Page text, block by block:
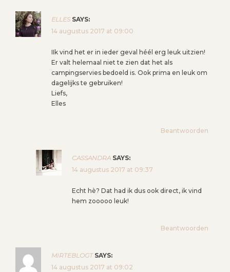
ELLES SAYS:
14 augustus 2017 at 09:00
IIk vind het er in ieder geval héél erg leuk uitzien!
Er valt helemaal niet te zien dat het als
campingservies bedoeld is. Ook prima en leuk om
dagelijks te gebruiken!
Liefs,
Elles
Beantwoorden
CASSANDRA SAYS:
14 augustus 2017 at 09:37
Echt hè? Dat had ik dus ook direct, ik vind
hem zooooo leuk!
Beantwoorden
MIRTEBLOGT SAYS:
14 augustus 2017 at 09:02